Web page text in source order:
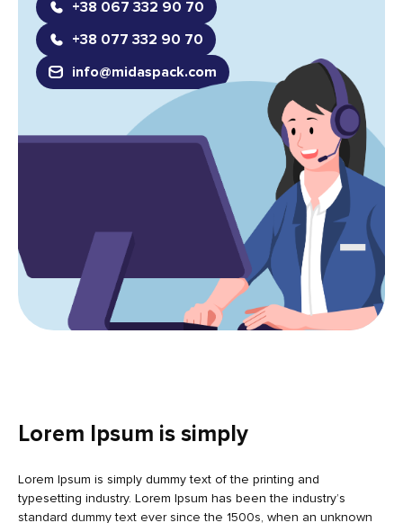
+38 067 332 90 70
+38 077 332 90 70
info@midaspack.com
Lorem Ipsum is simply
Lorem Ipsum is simply dummy text of the printing and
typesetting industry. Lorem Ipsum has been the industry’s
standard dummy text ever since the 1500s, when an unknown